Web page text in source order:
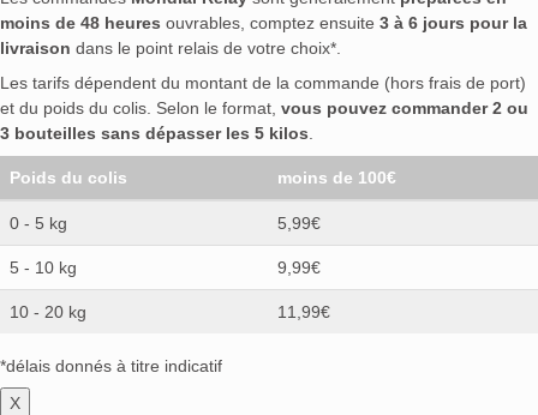
moins de 48 heures ouvrables, comptez ensuite 3 à 6 jours pour la
livraison dans le point relais de votre choix*.
Les tarifs dépendent du montant de la commande (hors frais de port)
et du poids du colis. Selon le format, vous pouvez commander 2 ou
3 bouteilles sans dépasser les 5 kilos
Poids du colis moins de 100€
0 - 5 kg 5,99€
5 - 10 kg 9,99€
10 - 20 kg 11,99€
*délais donnés à titre indicatif
X